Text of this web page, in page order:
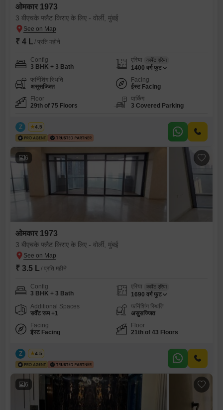
ओमकार 1973
3 बीएचके फ्लैट किराए के लिए - वोर्ली, मुंबई
₹ 4 L / प्रति महीने
Config
3 BHK + 3 Bath
एरिया कार्पेट एरिया
1400 वर्ग फुट
फर्निशिंग स्थिति
असुसज्जित
Facing
ईस्ट Facing
Floor
29th of 75 Floors
पार्किंग
3 Covered Parking
Z Zeltro
4.5
6
ओमकार 1973
3 बीएचके फ्लैट किराए के लिए - वोर्ली, मुंबई
₹ 3.5 L / प्रति महीने
Config
3 BHK + 3 Bath
एरिया कार्पेट एरिया
1690 वर्ग फुट
Additional Spaces
सर्वेंट रूम +1
फर्निशिंग स्थिति
असुसज्जित
Facing
ईस्ट Facing
Floor
21th of 43 Floors
Z Zeltro
4.5
6